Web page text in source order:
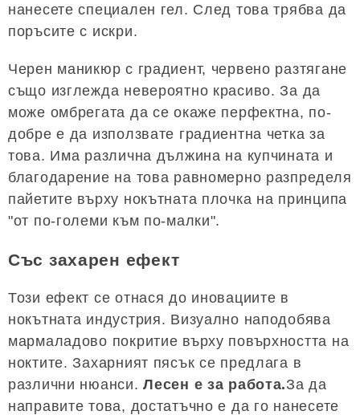
нанесете специален гел. След това трябва да
поръсите с искри.
Черен маникюр с градиент, червено разтягане
също изглежда невероятно красиво. За да
може омбрегата да се окаже перфектна, по-
добре е да използвате градиентна четка за
това. Има различна дължина на купчината и
благодарение на това равномерно разпределя
пайетите върху нокътната плочка на принципа
"от по-големи към по-малки".
Със захарен ефект
Този ефект се отнася до иновациите в
нокътната индустрия. Визуално наподобява
мармаладово покритие върху повърхността на
ноктите. Захарният пясък се предлага в
различни нюанси.Лесен е за работа.За да
направите това, достатъчно е да го нанесете